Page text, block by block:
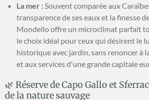
La mer : Souvent comparée aux
transparence de ses eaux et la finesse
Mondello offre un microclimat parfait
le choix idéal pour ceux qui désirent le
historique avec jardin, sans renoncer à
et aux services d'une grande capitale
🌿 Réserve de Capo Gallo et
de la nature sauvage